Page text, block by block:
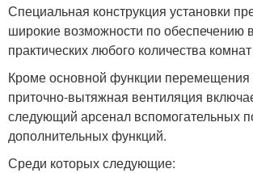
Специальная конструкция установки
широкие возможности по обеспечению
практических любого количества
Кроме основной функции перемещения
приточно-вытяжная вентиляция
следующий арсенал вспомогательных
дополнительных функций.
Среди которых следующие: